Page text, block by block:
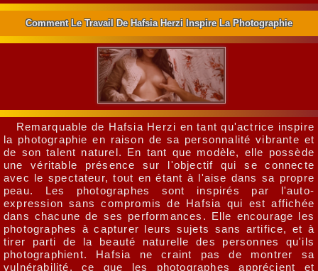
Comment Le Travail De Hafsia Herzi Inspire La Photographie
Remarquable de Hafsia Herzi en tant qu'actrice inspire
la photographie en raison de sa personnalité vibrante et
de son talent naturel. En tant que modèle, elle possède
une véritable présence sur l'objectif qui se connecte
avec le spectateur, tout en étant à l'aise dans sa propre
peau. Les photographes sont inspirés par l'auto-
expression sans compromis de Hafsia qui est affichée
dans chacune de ses performances. Elle encourage les
photographes à capturer leurs sujets sans artifice, et à
tirer parti de la beauté naturelle des personnes qu'ils
photographient. Hafsia ne craint pas de montrer sa
vulnérabilité, ce que les photographes apprécient et